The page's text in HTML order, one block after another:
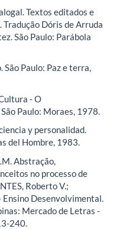
Textos editados e
Dóris de Arruda
São Paulo: Parábola
São Paulo: Paz e terra,
- O
Paulo: Moraes, 1978.
y personalidad.
del Hombre, 1983.
Abstração,
no processo de
Roberto V.;
Desenvolvimental.
Mercado de Letras -
240.